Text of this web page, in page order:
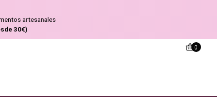
artesanales
30€)
0